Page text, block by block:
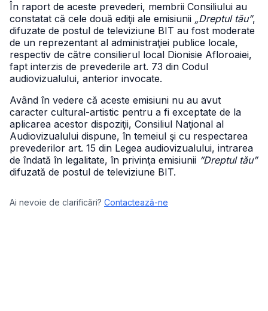
În raport de aceste prevederi, membrii Consiliului au
constatat că cele două ediţii ale emisiunii „Dreptul tău”,
difuzate de postul de televiziune BIT au fost moderate
de un reprezentant al administraţiei publice locale,
respectiv de către consilierul local Dionisie Afloroaiei,
fapt interzis de prevederile art. 73 din Codul
audiovizualului, anterior invocate.
Având în vedere că aceste emisiuni nu au avut
caracter cultural-artistic pentru a fi exceptate de la
aplicarea acestor dispoziţii, Consiliul Naţional al
Audiovizualului dispune, în temeiul şi cu respectarea
prevederilor art. 15 din Legea audiovizualului, intrarea
de îndată în legalitate, în privinţa emisiunii “Dreptul tău”
difuzată de postul de televiziune BIT.
Ai nevoie de clarificări? Contactează-ne